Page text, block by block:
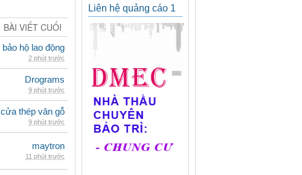
BÀI VIẾT CUỐI
bảo hộ lao động
2 phút trước
Drograms
9 phút trước
cửa thép vân gỗ
9 phút trước
maytron
11 phút trước
Liên hệ quảng cáo 1